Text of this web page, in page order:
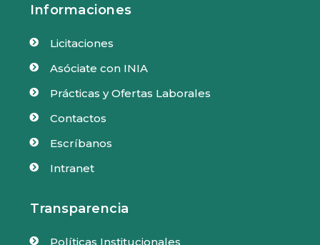
Informaciones
 Licitaciones
 Asóciate con INIA
 Prácticas y Ofertas Laborales
 Contactos
 Escríbanos
 Intranet
Transparencia
 Políticas Institucionales